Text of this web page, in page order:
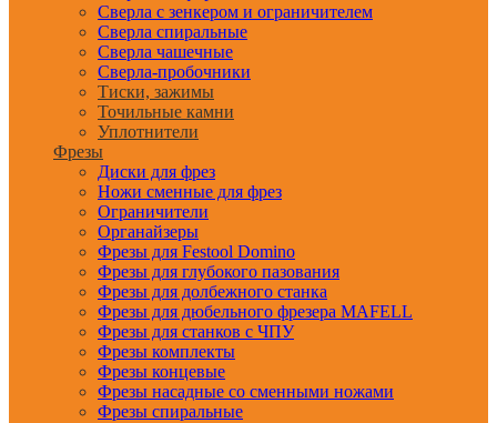
Сверла с зенкером и ограничителем
Сверла спиральные
Сверла чашечные
Сверла-пробочники
Тиски, зажимы
Точильные камни
Уплотнители
Фрезы
Диски для фрез
Ножи сменные для фрез
Ограничители
Органайзеры
Фрезы для Festool Domino
Фрезы для глубокого пазования
Фрезы для долбежного станка
Фрезы для дюбельного фрезера MAFELL
Фрезы для станков с ЧПУ
Фрезы комплекты
Фрезы концевые
Фрезы насадные со сменными ножами
Фрезы спиральные